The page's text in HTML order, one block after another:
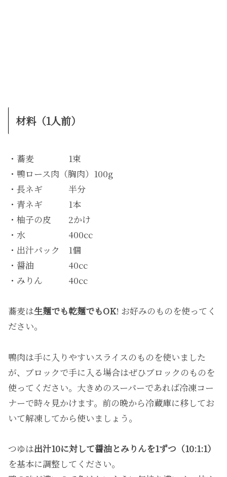
材料（1人前）
・蕎麦 1束
・鴨ロース肉（胸肉）100g
・長ネギ 半分
・青ネギ 1本
・柚子の皮 2かけ
・水 400cc
・出汁パック 1個
・醤油 40cc
・みりん 40cc
蕎麦は生麺でも乾麺でもOK! お好みのものを使ってく
ださい。
鴨肉は手に入りやすいスライスのものを使いました
が、ブロックで手に入る場合はぜひブロックのものを
使ってください。大きめのスーパーであれば冷凍コー
ナーで時々見かけます。前の晩から冷蔵庫に移してお
いて解凍してから使いましょう。
つゆは出汁10に対して醤油とみりんを1ずつ（10:1:1）
を基本に調整してください。